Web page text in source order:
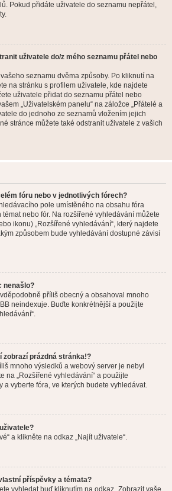
Pokud přidáte uživatele do seznamu nepřátel,
uživatele do/z mého seznamu přátel nebo
seznamu dvěma způsoby. Po kliknutí na
na stránku s profilem uživatele, kde najdete
uživatele přidat do seznamu přátel nebo
„Uživatelském panelu“ na záložce „Přátelé a
do jednoho ze seznamů vložením jejich
stránce můžete také odstranit uživatele z vašich
fóru nebo v jednotlivých fórech?
pole umístěného na obsahu fóra
nebo fór. Na rozšířené vyhledávání můžete
ikonu) „Rozšířené vyhledávání“, který najdete
způsobem bude vyhledávání dostupné závisí
nenašlo?
příliš obecný a obsahoval mnoho
neindexuje. Buďte konkrétnější a použijte
zobrazí prázdná stránka!?
mnoho výsledků a webový server je nebyl
na „Rozšířené vyhledávání“ a použijte
a vyberte fóra, ve kterých budete vyhledávat.
a klikněte na odkaz „Najít uživatele“.
příspěvky a témata?
vyhledat buď kliknutím na odkaz „Zobrazit vaše